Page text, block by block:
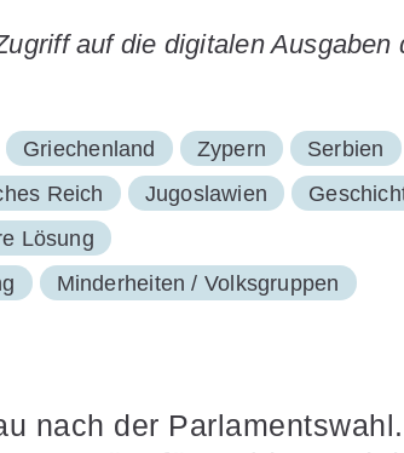
auf die digitalen Ausgaben
Griechenland Zypern
Serbien
Reich Jugoslawien
Lösung
Minderheiten / Volksgruppen
nach der